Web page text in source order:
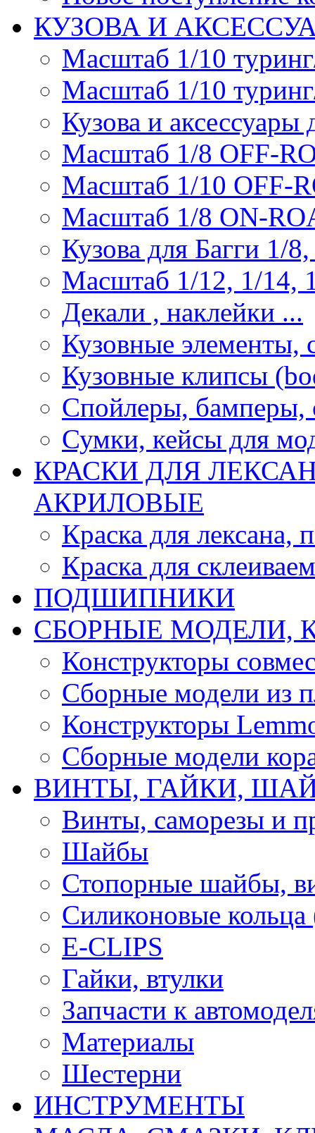
КУЗОВА И
Масштаб 1/10
Масштаб 1/10
Кузова и
Масштаб 1/8 OFF-
Масштаб 1/10 OFF-
Масштаб 1/8 ON-
Кузова для Багги 1/
Масштаб 1/12, 1/14,
Декали , наклейки ...
Кузовные элементы,
Кузовные клипсы
Спойлеры, бамперы,
Сумки, кейсы для
КРАСКИ ДЛЯ
АКРИЛОВЫЕ
Краска для лексана,
Краска для
ПОДШИПНИКИ
CБОРНЫЕ МОДЕЛИ,
Конструкторы
Сборные модели из
Конструкторы
Сборные модели
ВИНТЫ, ГАЙКИ,
Винты, саморезы и
Шайбы
Стопорные шайбы,
Силиконовые
E-CLIPS
Гайки, втулки
Запчасти к
Материалы
Шестерни
ИНСТРУМЕНТЫ